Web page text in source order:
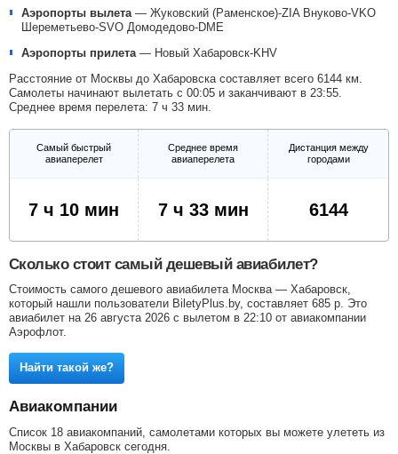
Аэропорты вылета — Жуковский (Раменское)-ZIA Внуково-VKO
Шереметьево-SVO Домодедово-DME
Аэропорты прилета — Новый Хабаровск-KHV
Расстояние от Москвы до Хабаровска составляет всего 6144 км.
Самолеты начинают вылетать с 00:05 и заканчивают в 23:55.
Среднее время перелета: 7 ч 33 мин.
Самый быстрый
авиаперелет
Среднее время
авиаперелета
Дистанция между
городами
7 ч 10 мин 7 ч 33 мин 6144
Сколько стоит самый дешевый авиабилет?
Стоимость самого дешевого авиабилета Москва — Хабаровск,
который нашли пользователи BiletyPlus.by, составляет 685 р . Это
авиабилет на 26 августа 2026 с вылетом в 22:10 от авиакомпании
Аэрофлот.
Найти такой же?
Авиакомпании
Список 18 авиакомпаний, самолетами которых вы можете улететь из
Москвы в Хабаровск сегодня.